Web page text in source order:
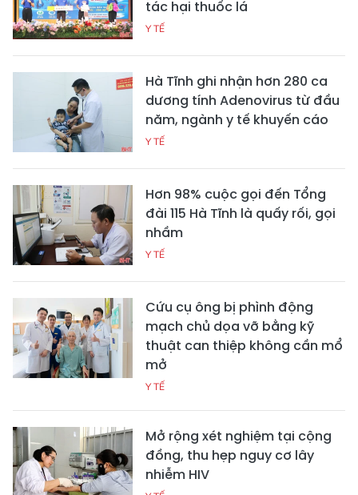
tác hại thuốc lá
Y TẾ
Hà Tĩnh ghi nhận hơn 280 ca
dương tính Adenovirus từ đầu
năm, ngành y tế khuyến cáo
Y TẾ
Hơn 98% cuộc gọi đến Tổng
đài 115 Hà Tĩnh là quấy rối, gọi
nhầm
Y TẾ
Cứu cụ ông bị phình động
mạch chủ dọa vỡ bằng kỹ
thuật can thiệp không cần mổ
mở
Y TẾ
Mở rộng xét nghiệm tại cộng
đồng, thu hẹp nguy cơ lây
nhiễm HIV